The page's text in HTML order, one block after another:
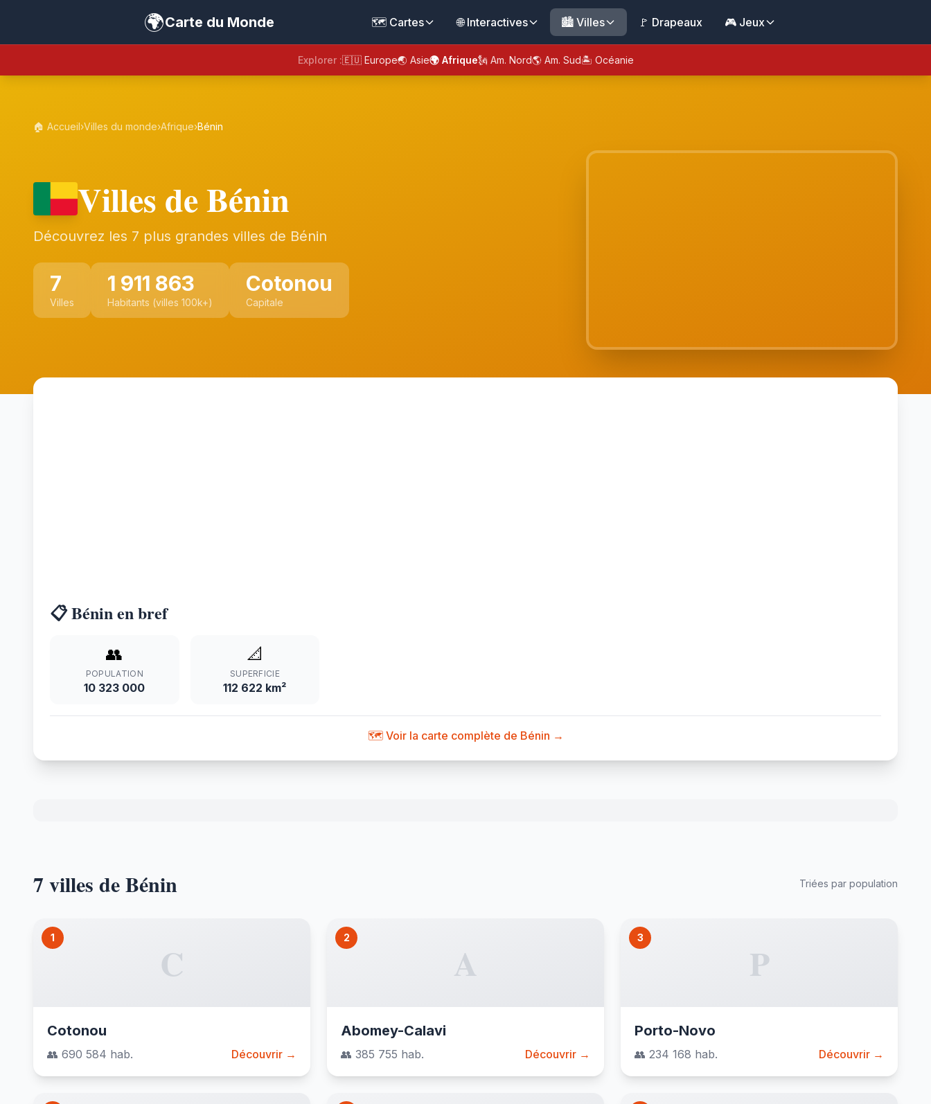
🌍Carte du Monde 🗺️ Cartes 🌐 Interactives 🏙️ Villes 🚩 Drapeaux 🎮 Jeux
Explorer :🇪🇺 Europe🌏 Asie🌍 Afrique🗽 Am. Nord🌎 Am. Sud🏝️ Océanie
🏠 Accueil›Villes du monde›Afrique›Bénin
Villes de Bénin
Découvrez les 7 plus grandes villes de Bénin
7
Villes
1 911 863
Habitants (villes 100k+)
Cotonou
Capitale
📋 Bénin en bref
👥
POPULATION
10 323 000
📐
SUPERFICIE
112 622 km²
🗺️ Voir la carte complète de Bénin →
7 villes de Bénin Triées par population
1
C
Cotonou
👥 690 584 hab. Découvrir →
2
A
Abomey-Calavi
👥 385 755 hab. Découvrir →
3
P
Porto-Novo
👥 234 168 hab. Découvrir →